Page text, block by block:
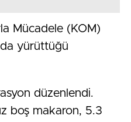
Mücadele (KOM)
yürüttüğü
düzenlendi.
boş makaron, 5.3